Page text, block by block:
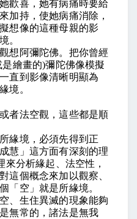
歡喜，她有病痛時要給
加持，使她病痛消除，
想像的這種母親的影
。
想阿彌陀佛。把你曾經
是繪畫的)彌陀佛像模擬
直到影像清晰明顯為
境。
者法空觀，這些都是順
緣境，必須先得到正
慧」這方面有深刻的理
來分析緣起、法空性，
這個概念來加以觀察、
「空」就是所緣境。
、生住異滅的現象能夠
無常的，諸法是無我